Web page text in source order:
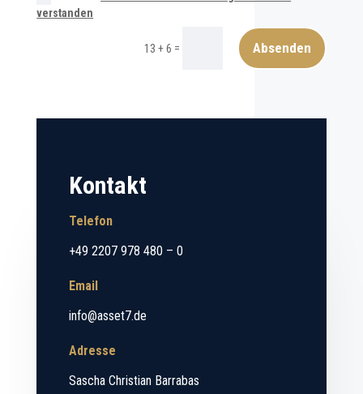
verstanden
13 + 6 = Absenden
Kontakt
Telefon
+49 2207 978 480 – 0
Email
info@asset7.de
Adresse
Sascha Christian Barrabas